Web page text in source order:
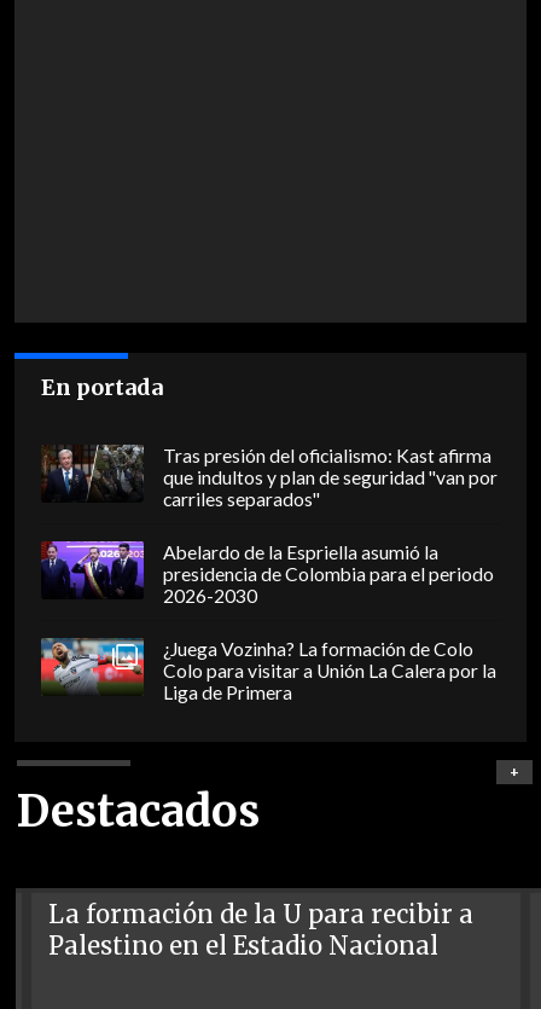
En portada
Tras presión del oficialismo: Kast afirma
que indultos y plan de seguridad "van por
carriles separados"
Abelardo de la Espriella asumió la
presidencia de Colombia para el periodo
2026-2030
¿Juega Vozinha? La formación de Colo
Colo para visitar a Unión La Calera por la
Liga de Primera
Destacados
+
La formación de la U para recibir a
Palestino en el Estadio Nacional